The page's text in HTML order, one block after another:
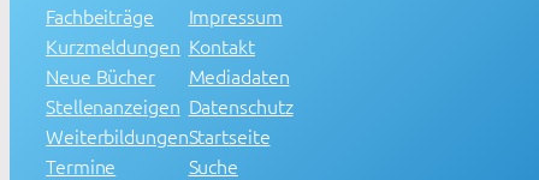
Fachbeiträge
Kurzmeldungen
Neue Bücher
Stellenanzeigen
Weiterbildungen
Termine
Impressum
Kontakt
Mediadaten
Datenschutz
Startseite
Suche